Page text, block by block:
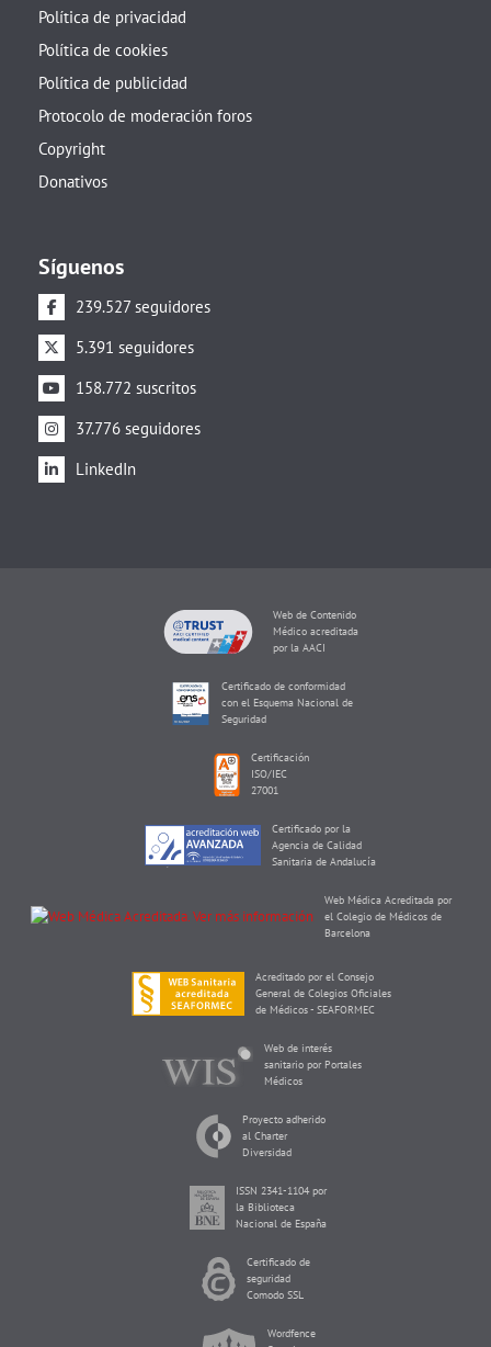
Política de privacidad
Política de cookies
Política de publicidad
Protocolo de moderación foros
Copyright
Donativos
Síguenos
239.527 seguidores
5.391 seguidores
158.772 suscritos
37.776 seguidores
LinkedIn
Web de Contenido
Médico acreditada
por la AACI
Certificado de conformidad
con el Esquema Nacional de
Seguridad
Certificación
ISO/IEC
27001
Certificado por la
Agencia de Calidad
Sanitaria de Andalucía
Web Médica Acreditada por
el Colegio de Médicos de
Barcelona
Acreditado por el Consejo
General de Colegios Oficiales
de Médicos - SEAFORMEC
Web de interés
sanitario por Portales
Médicos
Proyecto adherido
al Charter
Diversidad
ISSN 2341-1104 por
la Biblioteca
Nacional de España
Certificado de
seguridad
Comodo SSL
Wordfence